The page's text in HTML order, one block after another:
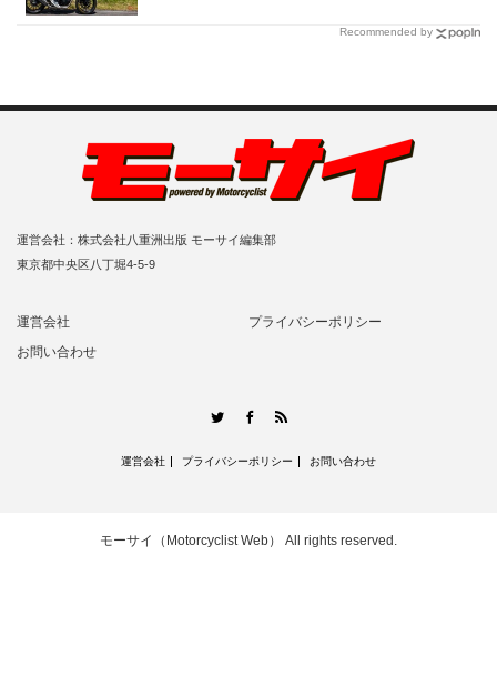
Recommended by
運営会社：株式会社八重洲出版 モーサイ編集部
東京都中央区八丁堀4-5-9
運営会社
プライバシーポリシー
お問い合わせ
TwitterFacebook
運営会社 プライバシーポリシー お問い合わせ
モーサイ（Motorcyclist Web） All rights reserved.